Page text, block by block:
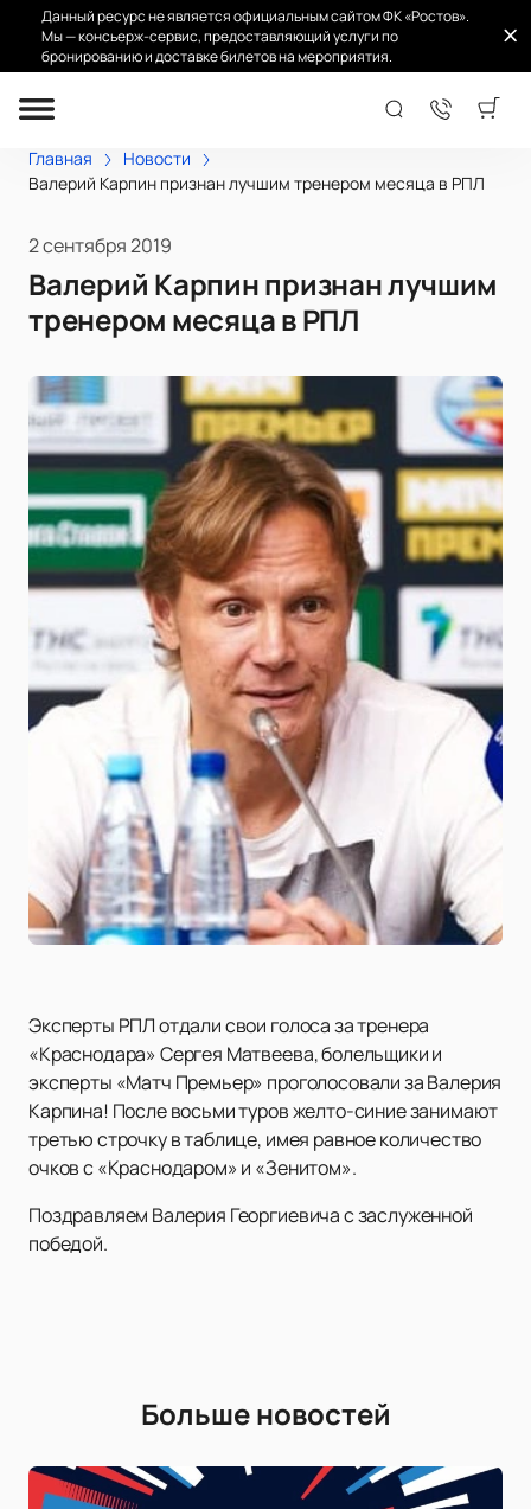
Данный ресурс не является официальным сайтом ФК «Ростов».
Мы — консьерж-сервис, предоставляющий услуги по
бронированию и доставке билетов на мероприятия.
Главная
Новости
Валерий Карпин признан лучшим тренером месяца в РПЛ
2 сентября 2019
Валерий Карпин признан лучшим
тренером месяца в РПЛ
Эксперты РПЛ отдали свои голоса за тренера
«Краснодара» Сергея Матвеева, болельщики и
эксперты «Матч Премьер» проголосовали за Валерия
Карпина! После восьми туров желто-синие занимают
третью строчку в таблице, имея равное количество
очков с «Краснодаром» и «Зенитом».
Поздравляем Валерия Георгиевича с заслуженной
победой.
Больше новостей